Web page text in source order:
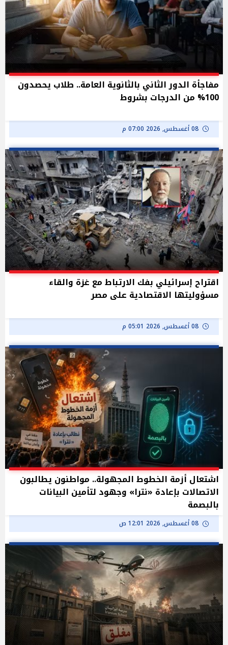
مفاجأة الدور الثاني بالثانوية العامة.. طلاب يحصدون
100% من الدرجات بشروط
08 أغسطس, 2026 07:00 م
اقتراح إسرائيلي بفك الارتباط مع غزة والقاء
مسؤوليتها الاقتصادية على مصر
08 أغسطس, 2026 05:01 م
اشتعال أزمة الخطوط المجهولة.. مواطنون يطالبون
الاتصالات بإعادة «نترا» وجهود لتأمين البيانات
بالبصمة
08 أغسطس, 2026 12:01 ص